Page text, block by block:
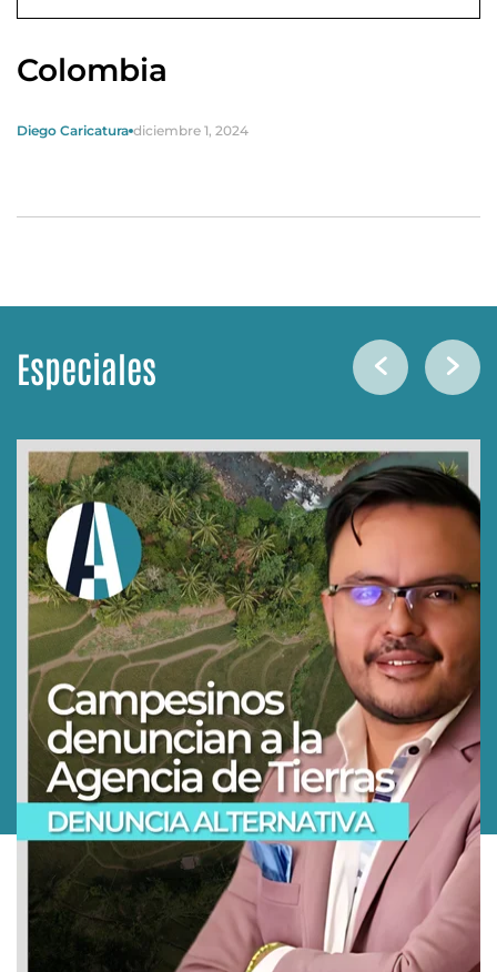
Colombia
Diego Caricatura diciembre 1, 2024
Especiales